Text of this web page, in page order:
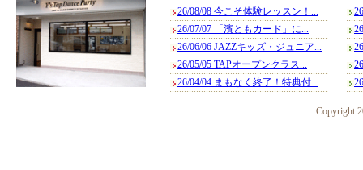
26/08/08 今こそ体験レッスン！...
26/07/07 「濱ともカード」に...
26/06/06 JAZZキッズ・ジュニア...
26/05/05 TAPオープンクラス...
26/04/04 まもなく終了！特典付...
Copyright